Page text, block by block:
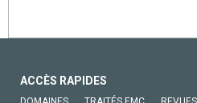
ACCÈS RAPIDES